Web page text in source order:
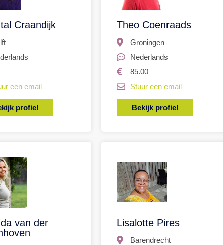
Craandijk
een email
profiel
Theo Coenraads
Groningen
Nederlands
85.00
Stuur een email
Bekijk profiel
van der
Lisalotte Pires
Barendrecht